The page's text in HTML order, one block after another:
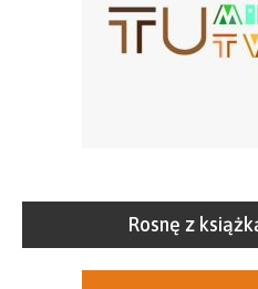
Rosnę z